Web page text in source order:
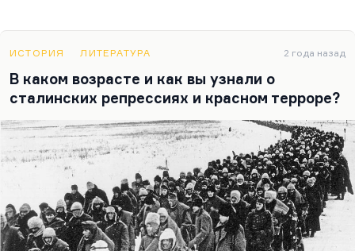
ИСТОРИЯ ЛИТЕРАТУРА 2 года назад
В каком возрасте и как вы узнали о
сталинских репрессиях и красном терроре?